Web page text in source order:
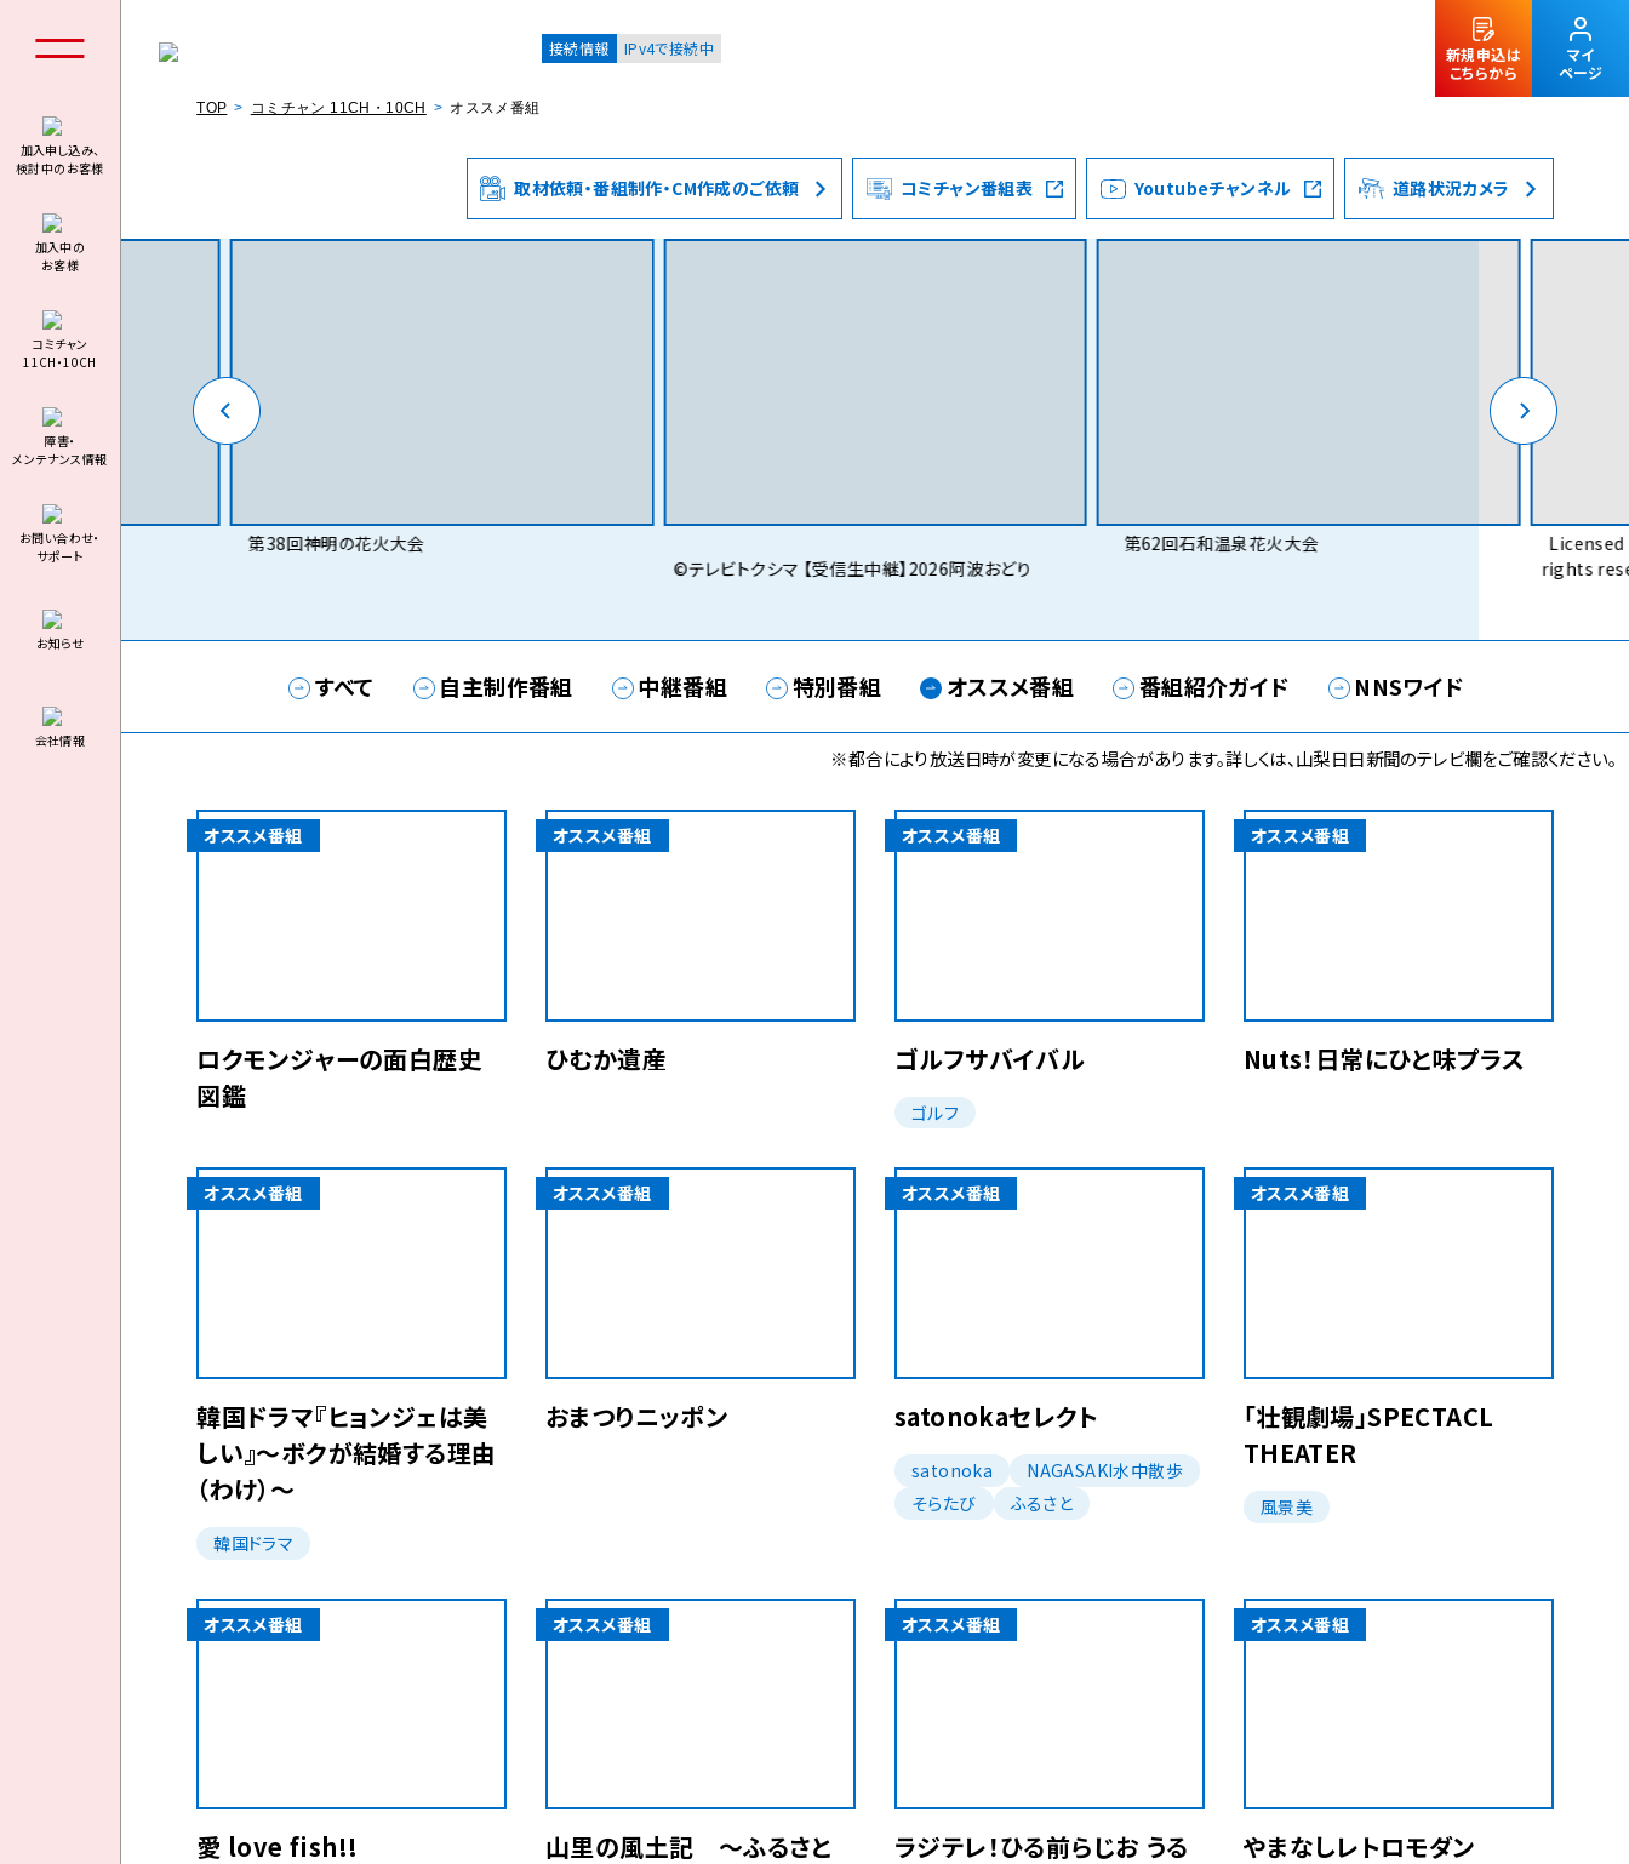
個人のお客様 集合住宅オーナーの方 法人のお客様
接続情報 IPv4で接続中
新規申込は
こちらから
マイ
ページ
加入申し込み、
検討中のお客様
加⼊中の
お客様
コミチャン
11CH・10CH
障害・
メンテナンス情報
お問い合わせ・
サポート
お知らせ
会社情報
TOP コミチャン 11CH・10CH オススメ番組
取材依頼・番組制作・CM作成のご依頼 コミチャン番組表 Youtubeチャンネル 道路状況カメラ
第38回神明の花火大会
©テレビトクシマ 【受信生中継】2026阿波おどり
第62回石和温泉花火大会
Licensed
rights
すべて 自主制作番組 中継番組 特別番組 オススメ番組 番組紹介ガイド NNSワイド
※都合により放送日時が変更になる場合があります。詳しくは、山梨日日新聞のテレビ欄をご確認ください。
オススメ番組
ロクモンジャーの面白歴史
図鑑
オススメ番組
ひむか遺産
オススメ番組
ゴルフサバイバル
ゴルフ
オススメ番組
Nuts！日常にひと味プラス
オススメ番組
韓国ドラマ『ヒョンジェは美
しい』～ボクが結婚する理由
（わけ）～
韓国ドラマ
オススメ番組
おまつりニッポン
オススメ番組
satonokaセレクト
satonoka
NAGASAKI水中散歩
そらたび
ふるさと
オススメ番組
「壮観劇場」SPECTACL
THEATER
風景美
オススメ番組
愛 love fish!!
オススメ番組
山里の風土記 ～ふるさと
オススメ番組
ラジテレ！ひる前らじお うる
オススメ番組
やまなしレトロモダン